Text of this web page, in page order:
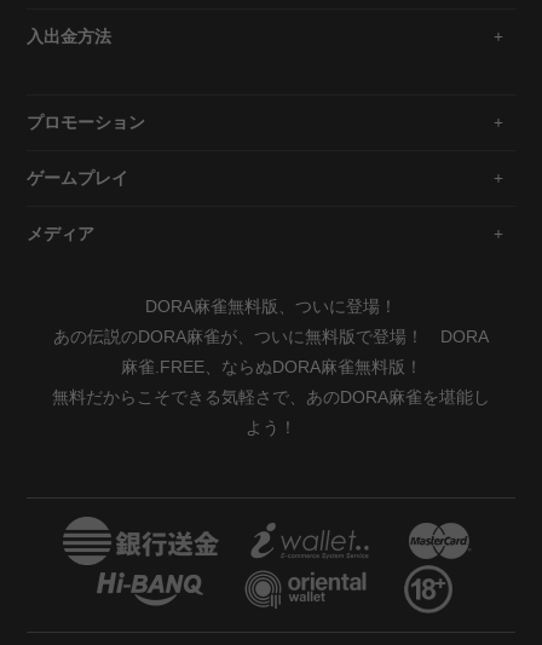
入出金方法
プロモーション
ゲームプレイ
メディア
DORA麻雀無料版、ついに登場！
あの伝説のDORA麻雀が、ついに無料版で登場！ DORA
麻雀.FREE、ならぬDORA麻雀無料版！
無料だからこそできる気軽さで、あのDORA麻雀を堪能し
よう！